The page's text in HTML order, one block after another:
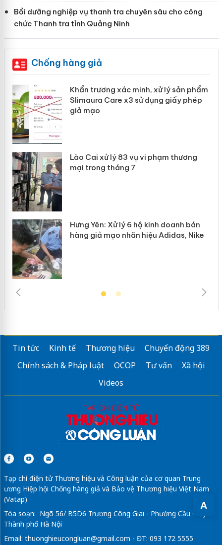
A
Bồi dưỡng nghiệp vụ thanh tra chuyên sâu cho công
chức Thanh tra tỉnh Quảng Ninh
Chống hàng giả
Khẩn trương xác minh, xử lý sản phẩm
Slimaura Care x3 sử dụng giấy phép
giả mạo
Lào Cai xử lý 83 vụ vi phạm thương
mại trong tháng 7
Hưng Yên: Xử lý 6 hộ kinh doanh bán
hàng giả mạo nhãn hiệu Adidas, Nike
Tin tức Kinh tế Thương hiệu
Chuyển động 389
Chính sách & Pháp luật
OCOP Tư vấn
Xã hội
Videos
Tạp chí điện tử Thương hiệu và Công luận của cơ quan Trung
ương Hiệp hội Chống hàng giả và Bảo vệ Thương hiệu Việt Nam
(Vatap)
Tòa soạn: Ngõ 56/ B5D6 Trương Công Giai - Phường Cầu Giấy -
Thành phố Hà Nội
Email: thuonghieucongluan@gmail.com - ĐT: 093 172 5555